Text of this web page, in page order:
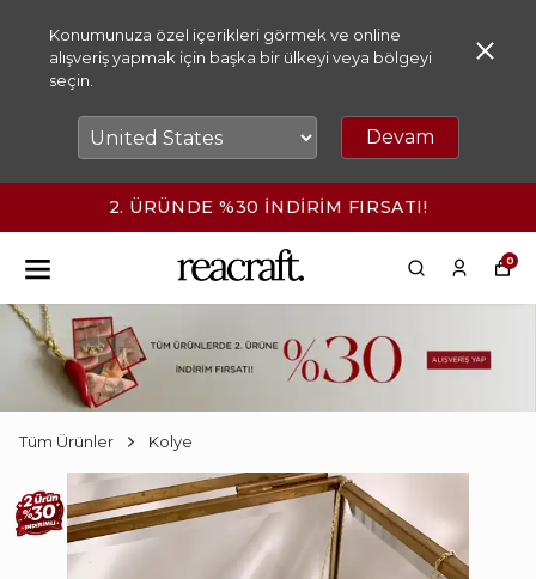
Konumunuza özel içerikleri görmek ve online
alışveriş yapmak için başka bir ülkeyi veya bölgeyi
seçin.
Devam
2. ÜRÜNDE %30 İNDİRİM FIRSATI!
0
Tüm Ürünler Kolye